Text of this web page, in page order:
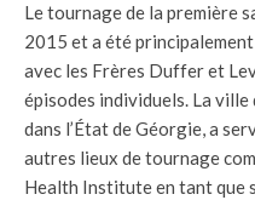
Le tournage de la première
2015 et a été
avec les Frères Duffer et
épisodes individuels. La ville
dans l’État de Géorgie, a
autres lieux de tournage
Health Institute en tant que